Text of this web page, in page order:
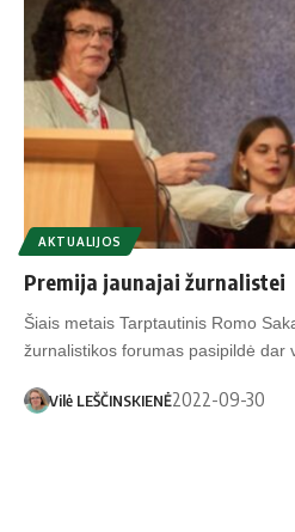
AKTUALIJOS
Premija jaunajai žurnalistei
Šiais metais Tarptautinis Romo
žurnalistikos forumas pasipildė dar
Vilė LEŠČINSKIENĖ2022-09-30